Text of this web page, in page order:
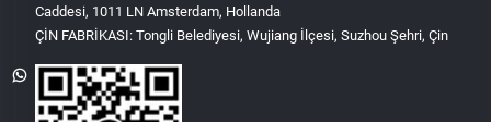
Caddesi, 1011 LN Amsterdam, Hollanda
ÇİN FABRİKASI: Tongli Belediyesi, Wujiang İlçesi, Suzhou Şehri, Çin